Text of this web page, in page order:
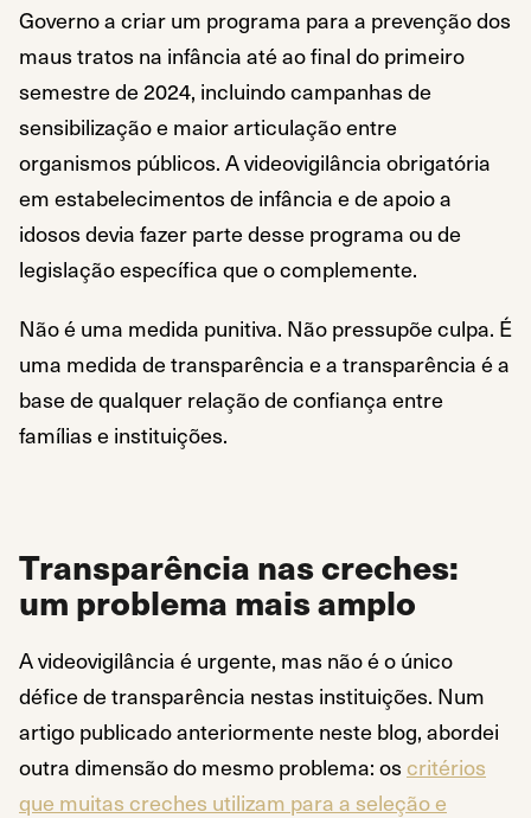
Governo a criar um programa para a prevenção dos
maus tratos na infância até ao final do primeiro
semestre de 2024, incluindo campanhas de
sensibilização e maior articulação entre
organismos públicos. A videovigilância obrigatória
em estabelecimentos de infância e de apoio a
idosos devia fazer parte desse programa ou de
legislação específica que o complemente.
Não é uma medida punitiva. Não pressupõe culpa. É
uma medida de transparência e a transparência é a
base de qualquer relação de confiança entre
famílias e instituições.
Transparência nas creches:
um problema mais amplo
A videovigilância é urgente, mas não é o único
défice de transparência nestas instituições. Num
artigo publicado anteriormente neste blog, abordei
outra dimensão do mesmo problema: os critérios
que muitas creches utilizam para a seleção e